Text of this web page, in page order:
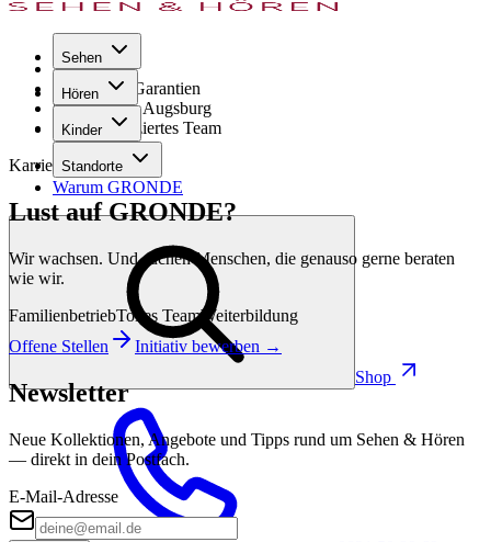
Sehen
Hören
Kinder
Standorte
Warum GRONDE
Shop
Seit 1971
GRONDE Garantien
8× im Raum Augsburg
Hochqualifiziertes Team
Karriere
Lust auf GRONDE?
Wir wachsen. Und suchen Menschen, die genauso gerne beraten
wie wir.
FamilienbetriebTolles TeamWeiterbildung
Offene Stellen
Initiativ bewerben →
Newsletter
Neue Kollektionen, Angebote und Tipps rund um Sehen & Hören
— direkt in dein Postfach.
E-Mail-Adresse